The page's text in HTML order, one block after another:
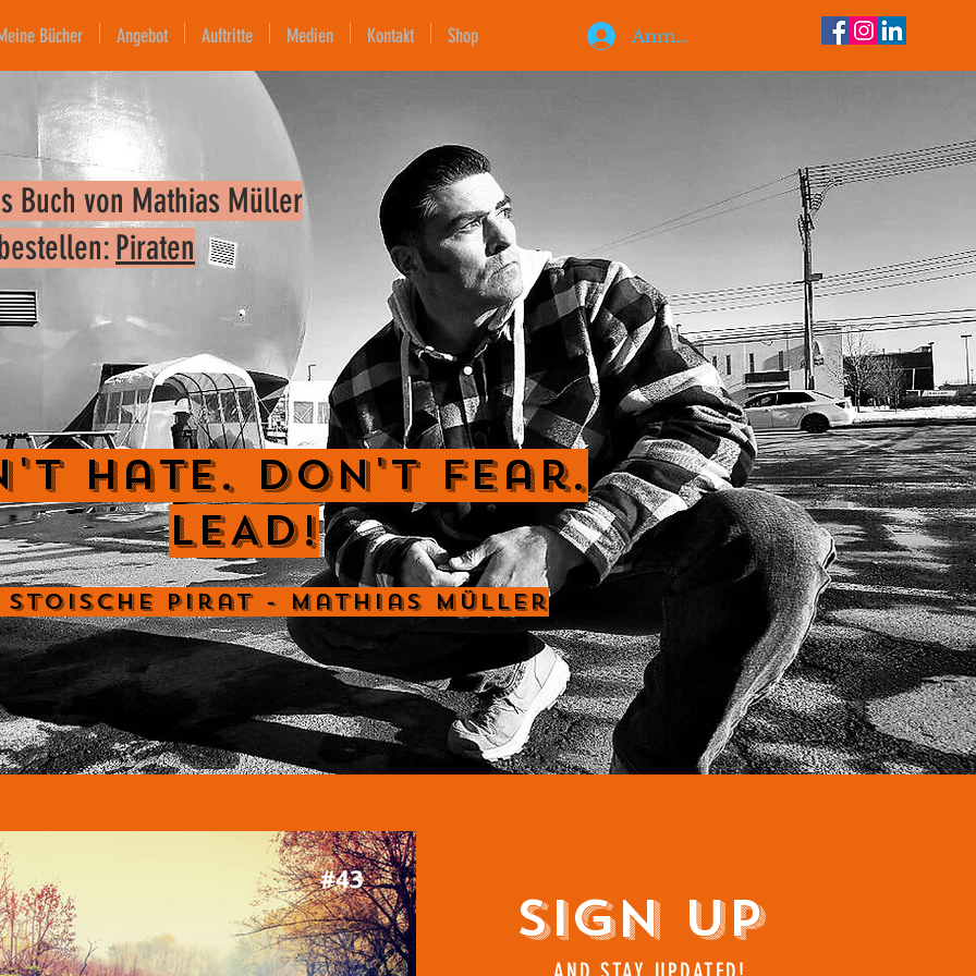
Anmelden
Buch von Mathias Müller
Piraten
Hate. Don't Fear.
LEAD!
Stoische Pirat - Mathias Müller
Sign Up
Bücher Angebot Auftritte Medien Kontakt Shop